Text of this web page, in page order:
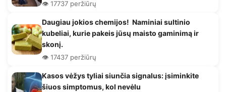
👁️ 17737 peržiūrų
Daugiau jokios chemijos! Naminiai sultinio
kubeliai, kurie pakeis jūsų maisto gaminimą ir
skonį.
👁️ 17437 peržiūrų
Kasos vėžys tyliai siunčia signalus: įsiminkite
šiuos simptomus, kol nevėlu